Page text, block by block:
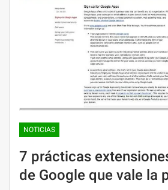
NOTICIAS
7 prácticas
de Google que vale la